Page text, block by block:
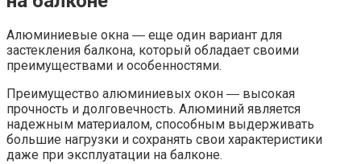
Алюминиевые окна ― еще один вариант для
застекления балкона, который обладает своими
преимуществами и особенностями.​
Преимущество алюминиевых окон ― высокая
прочность и долговечность.​ Алюминий является
надежным материалом, способным выдерживать
большие нагрузки и сохранять свои характеристики
даже при эксплуатации на балконе.​